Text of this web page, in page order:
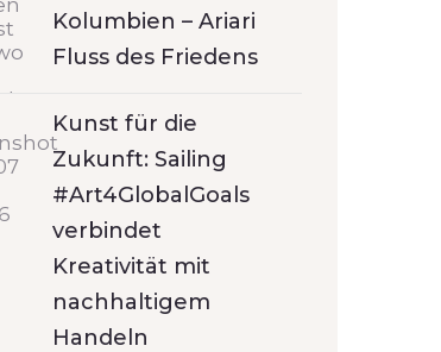
Kolumbien – Ariari
Fluss des Friedens
Kunst für die
Zukunft: Sailing
#Art4GlobalGoals
verbindet
Kreativität mit
nachhaltigem
Handeln